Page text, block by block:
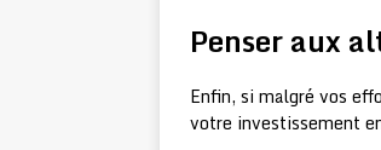
Penser aux
Enfin, si malgré vos
votre investissement